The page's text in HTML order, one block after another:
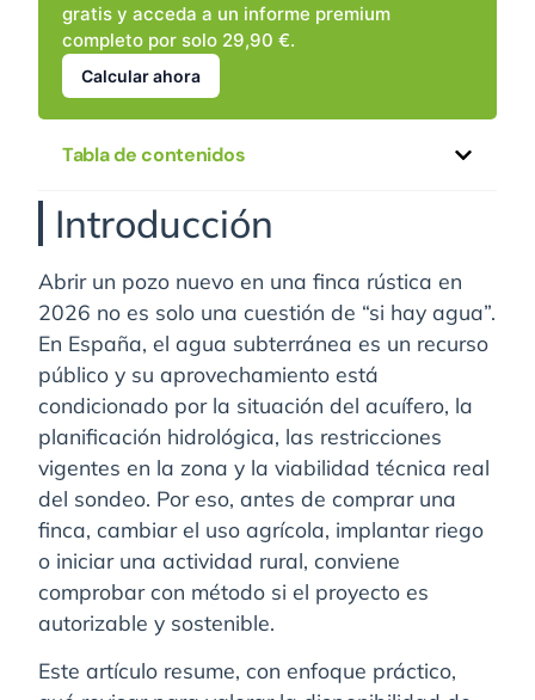
gratis y acceda a un informe premium
completo por solo 29,90 €.
Calcular ahora
Tabla de contenidos
Introducción
Abrir un pozo nuevo en una finca rústica en
2026 no es solo una cuestión de “si hay agua”.
En España, el agua subterránea es un recurso
público y su aprovechamiento está
condicionado por la situación del acuífero, la
planificación hidrológica, las restricciones
vigentes en la zona y la viabilidad técnica real
del sondeo. Por eso, antes de comprar una
finca, cambiar el uso agrícola, implantar riego
o iniciar una actividad rural, conviene
comprobar con método si el proyecto es
autorizable y sostenible.
Este artículo resume, con enfoque práctico,